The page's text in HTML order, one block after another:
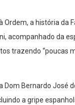
Ordem, a história da
acompanhado da
trazendo “poucas
Dom Bernardo José
a gripe